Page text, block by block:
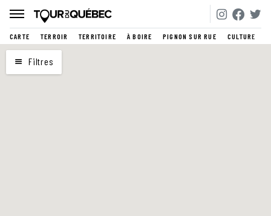
CARTE TERROIR TERRITOIRE À BOIRE PIGNON SUR RUE CULTURE
CARTE
Filtres